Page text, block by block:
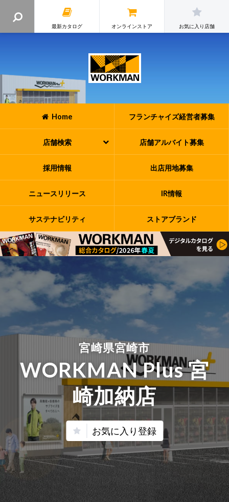
最新カタログ オンラインストア お気に入り店舗
Home フランチャイズ経営者募集
店舗検索 店舗アルバイト募集
採用情報 出店用地募集
ニュースリリース IR情報
サステナビリティ ストアブランド
宮崎県宮崎市
WORKMAN Plus 宮
崎加納店
お気に入り登録